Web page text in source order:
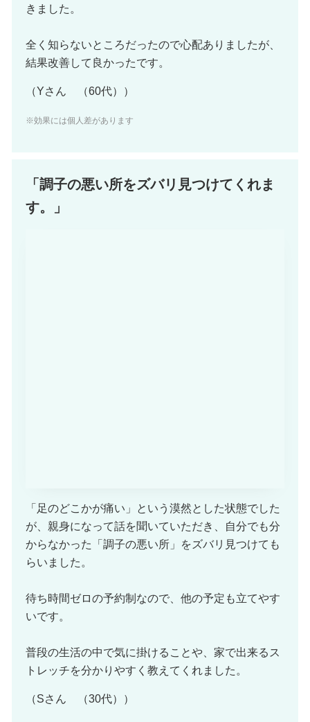
きました。
全く知らないところだったので心配ありましたが、
結果改善して良かったです。
（Yさん （60代））
※効果には個人差があります
「調子の悪い所をズバリ見つけてくれま
す。」
「足のどこかが痛い」という漠然とした状態でした
が、親身になって話を聞いていただき、自分でも分
からなかった「調子の悪い所」をズバリ見つけても
らいました。
待ち時間ゼロの予約制なので、他の予定も立てやす
いです。
普段の生活の中で気に掛けることや、家で出来るス
トレッチを分かりやすく教えてくれました。
（Sさん （30代））